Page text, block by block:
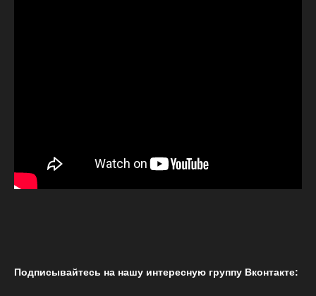
Подписывайтесь на нашу интересную группу Вконтакте: